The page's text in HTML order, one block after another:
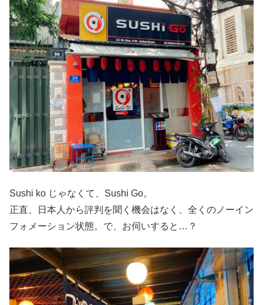
Sushi ko じゃなくて、Sushi Go。
正直、日本人から評判を聞く機会はなく、全くのノーイン
フォメーション状態。で、お伺いすると…？